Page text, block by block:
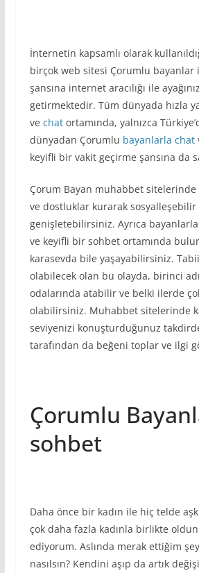
İnternetin kapsamlı olarak
birçok web sitesi Çorumlu bayanlar
şansına internet aracılığı ile
getirmektedir. Tüm dünyada hızla
ve chatortamında, yalnızca
dünyadan Çorumlu bayanlarla chat
keyifli bir vakit geçirme şansına da
Çorum Bayan muhabbet
ve dostluklar kurarak sosyalleşebilir
genişletebilirsiniz. Ayrıca bayanlarla
ve keyifli bir sohbet ortamında
karasevda bile yaşayabilirsiniz.
olabilecek olan bu olayda, birinci
odalarında atabilir ve belki ilerde
olabilirsiniz. Muhabbet sitelerinde
seviyenizi konuşturduğunuz
tarafından da beğeni toplar ve ilgi
Çorumlu
sohbet
Daha önce bir kadın ile hiç telde aşk
çok daha fazla kadınla birlikte
ediyorum. Aslında merak ettiğim
nasılsın? Kendini aşıp da artık